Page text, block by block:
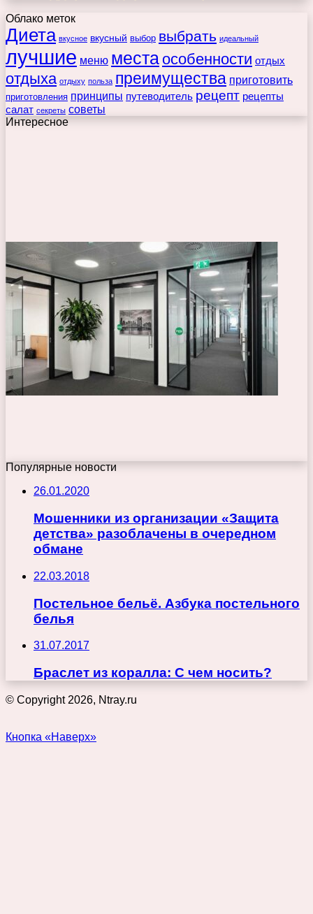
Облако меток
Диета вкусное вкусный выбор выбрать идеальный
лучшие меню места особенности отдых
отдыха отдыху польза преимущества приготовить
приготовления принципы путеводитель рецепт рецепты
салат секреты советы
Интересное
Популярные новости
26.01.2020
Мошенники из организации «Защита
детства» разоблачены в очередном
обмане
22.03.2018
Постельное бельё. Азбука постельного
белья
31.07.2017
Браслет из коралла: С чем носить?
© Copyright 2026, Ntray.ru
Кнопка «Наверх»